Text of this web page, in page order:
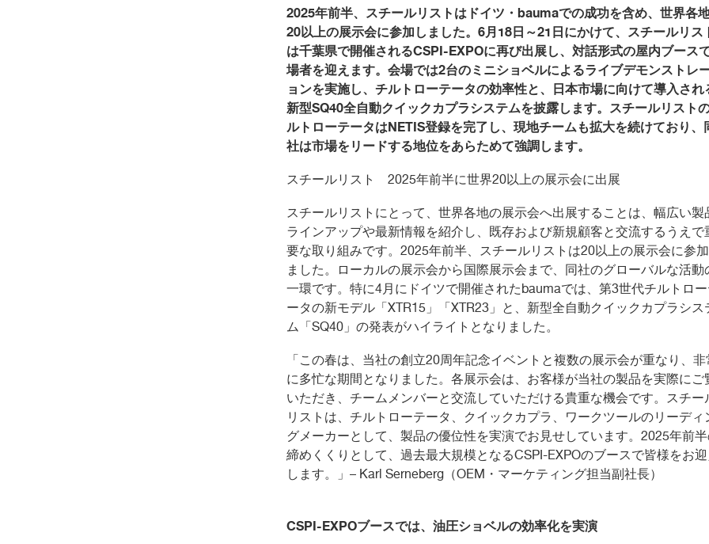
2025年前半、スチールリストはドイツ・ baumaでの成功を含め、世界各
20以上の展示会に参加しました。 6月 18日～21 日にかけて、スチールリス
は千葉県で開催されるCSPI-EXPOに再び出展し、対話形式の屋内ブース
場者を迎えます。会場では2台のミニショベルによるライブデモンストレ
ョンを実施し、チルトローテータの効率性と、日本市場に向けて導入され
新型SQ40全自動クイックカプラシステムを披露します。スチールリスト
ルトローテータはNETIS登録を完了し、現地チームも拡大を続けており、
社は市場をリードする地位をあらためて強調します。
スチールリスト 2025年前半に世界20以上の展示会に出展
スチールリストにとって、世界各地の展示会へ出展することは、幅広い製
ラインアップや最新情報を紹介し、既存および新規顧客と交流するうえで
要な取り組みです。 2025年前半、スチールリストは20以上の展示会に参
ました。ローカルの展示会から国際展示会まで、同社のグローバルな活動
一環です。特に4月にドイツで開催されたbaumaでは、第3世代チルトロ
ータの新モデル「XTR15」「XTR23」と、新型全自動クイックカプラシス
ム「SQ40」の発表がハイライトとなりました。
「この春は、当社の創立20周年記念イベントと複数の展示会が重なり、非
に多忙な期間となりました。各展示会は、お客様が当社の製品を実際にご
いただき、チームメンバーと交流していただける貴重な機会です。スチー
リストは、チルトローテータ、クイックカプラ、ワークツールのリーディ
グメーカーとして、製品の優位性を実演でお見せしています。 2025年前
締めくくりとして、過去最大規模となるCSPI-EXPOのブースで皆様をお迎
します。」 – Karl Serneberg（OEM ・マーケティング担当副社長）
CSPI-EXPOブースでは、油圧ショベルの効率化を実演